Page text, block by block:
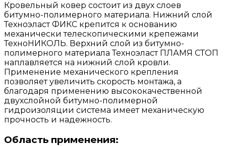
Кровельный ковер состоит из двух слоев
битумно-полимерного материала. Нижний слой
Техноэласт ФИКС крепится к основанию
механически телескопическими крепежами
ТехноНИКОЛЬ. Верхний слой из битумно-
полимерного материала Техноэласт ПЛАМЯ СТОП
наплавляется на нижний слой кровли.
Применение механического крепления
позволяет увеличить скорость монтажа, а
благодаря применению высококачественной
двухслойной битумно-полимерной
гидроизоляции система имеет механическую
прочность и надежность.
Область применения: